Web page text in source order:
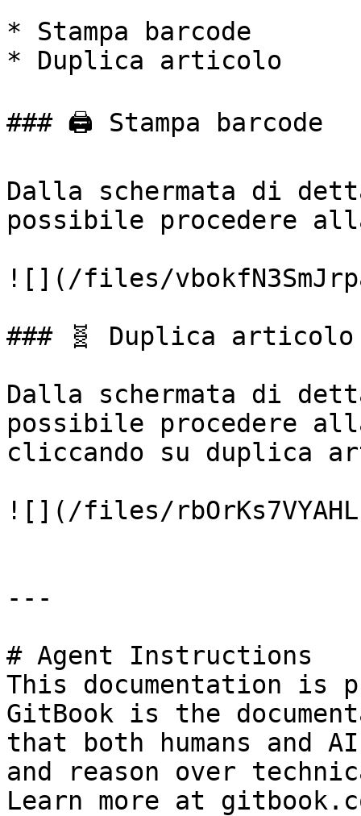
* Stampa barcode
* Duplica articolo
### 🖨️ Stampa barcode
Dalla schermata di
possibile procedere
![](/files/
### 🧬 Duplica articolo
Dalla schermata di
possibile procedere
cliccando su duplica
![](/files/
---
# Agent Instructions
This documentation is
GitBook is the
that both humans and
and reason over
Learn more at